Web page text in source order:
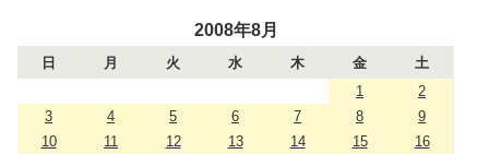
2008年8月
日 月 火 水 木 金
土
1
2
3
4 5 6 7 8
9
10
11 12 13 14 15
16